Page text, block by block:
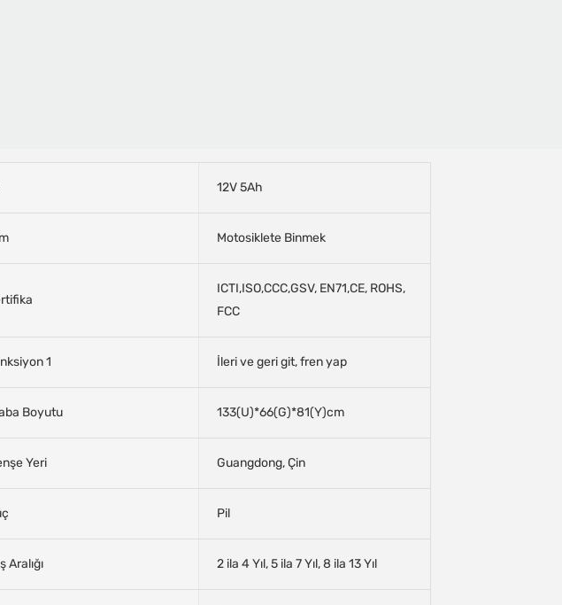
12V 5Ah
Motosiklete Binmek
ICTI,ISO,CCC,GSV, EN71,CE, ROHS,
FCC
1 İleri ve geri git, fren yap
Boyutu 133(U)*66(G)*81(Y)cm
Yeri Guangdong, Çin
Pil
Aralığı 2 ila 4 Yıl, 5 ila 7 Yıl, 8 ila 13 Yıl